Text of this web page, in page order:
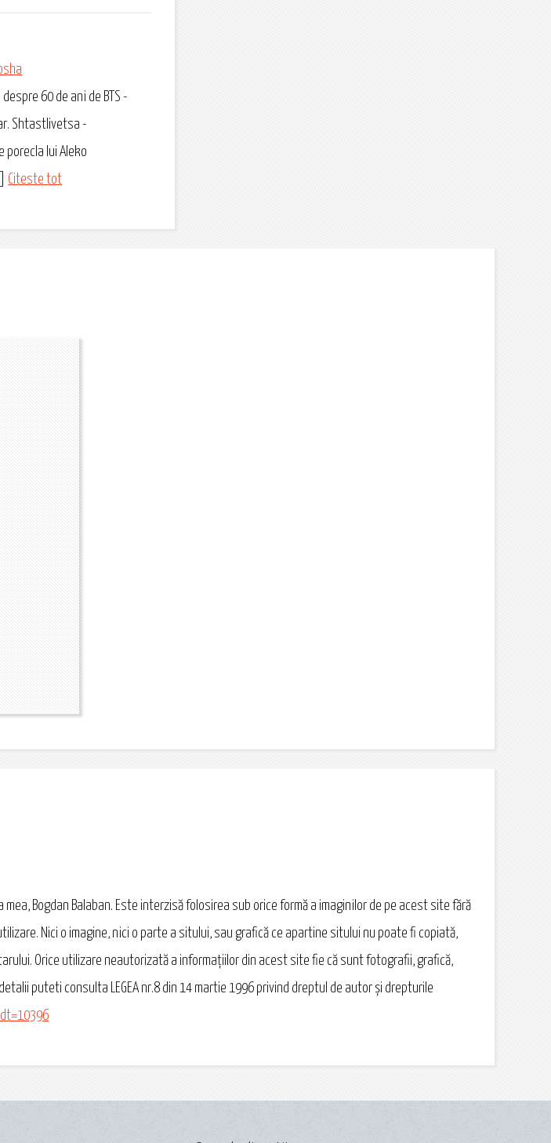
60 de ani de BTS -
Shtastlivetsa -
lui Aleko
Citeste tot
Bogdan Balaban. Este interzisă folosirea sub orice formă a imaginilor de pe acest site fără
Nici o imagine, nici o parte a sitului, sau grafică ce apartine sitului nu poate fi copiată,
Orice utilizare neautorizată a informațiilor din acest site fie că sunt fotografii, grafică,
puteti consulta LEGEA nr.8 din 14 martie 1996 privind dreptul de autor şi drepturile